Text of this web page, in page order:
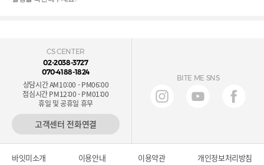
CS CENTER
02-2038-3727
070-4188-1824
상담시간 AM10:00 - PM06:00
점심시간 PM12:00 - PM01:00
휴일 및 공휴일 휴무
고객센터 전화연결
BITE ME SNS
바잇미소개 이용안내 이용약관 개인정보처리방침